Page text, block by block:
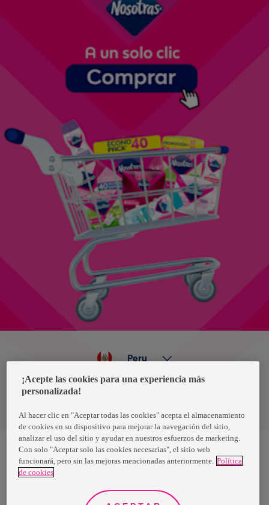
Política de privacidad de datos
Peru
Nosotras, una marca de Essity - una compañía global líder en
higiene y salud. Cada día, mil millones de personas, en todo el
propósito es romper barreras por el bienestar en beneficio de
consumidores, pacientes, cuidadores, clientes y la sociedad en
¡Acepte las cookies para una experiencia más
personalizada!
Al hacer clic en "Aceptar todas las cookies" acepta el almacenamiento
de cookies en su dispositivo para mejorar la navegación del sitio,
analizar el uso del sitio y ayudar en nuestros esfuerzos de marketing.
Con solo "Aceptar solo las cookies necesarias", el sitio web
funcionará, pero sin las mejoras mencionadas anteriormente. Política
de cookies